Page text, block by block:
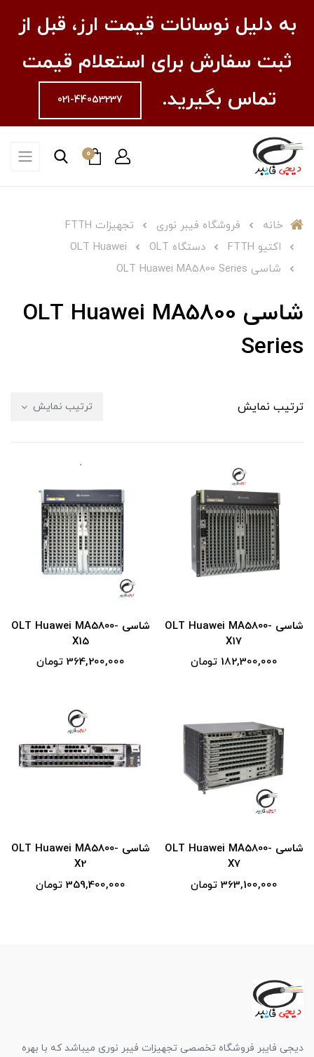
به دلیل نوسانات قیمت ارز، قبل از
ثبت سفارش برای استعلام قیمت
تماس بگیرید.
021-44053237
0
خانه فروشگاه فیبر نوری
تجهیزات FTTH
اکتیو FTTH
دستگاه OLT
OLT Huawei
شاسی OLT Huawei MA5800 Series
شاسی OLT Huawei MA5800
Series
ترتیب نمایش ترتیب نمایش
شاسی OLT Huawei MA5800-
X17
182,300,000 تومان
شاسی OLT Huawei MA5800-
X15
364,200,000 تومان
شاسی OLT Huawei MA5800-
X7
363,100,000 تومان
شاسی OLT Huawei MA5800-
X2
359,400,000 تومان
دیجی فایبر فروشگاه تخصصی تجهیزات فیبر نوری میباشد که با بهره